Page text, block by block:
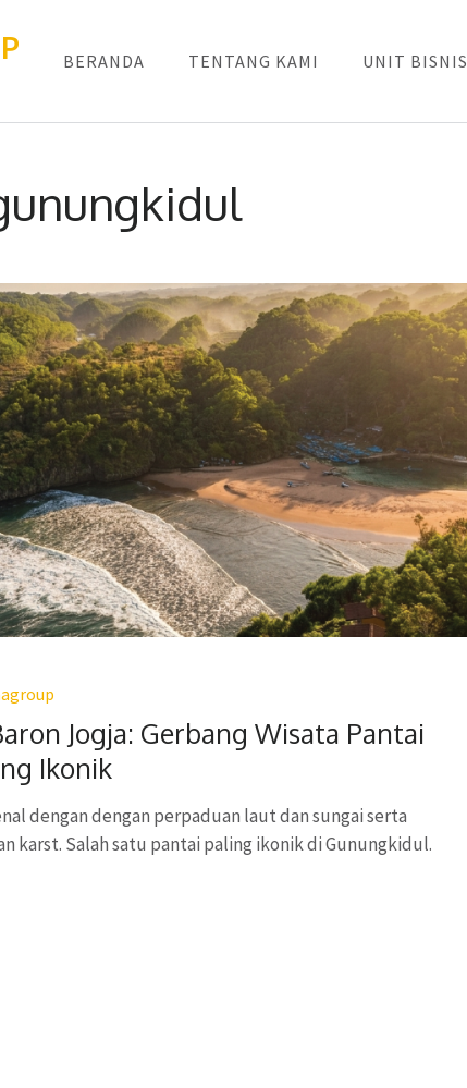
BERANDA TENTANG KAMI UNIT BISNIS
Jogja: Gerbang Wisata Pantai
Ikonik
dengan dengan perpaduan laut dan sungai serta
karst. Salah satu pantai paling ikonik di Gunungkidul.